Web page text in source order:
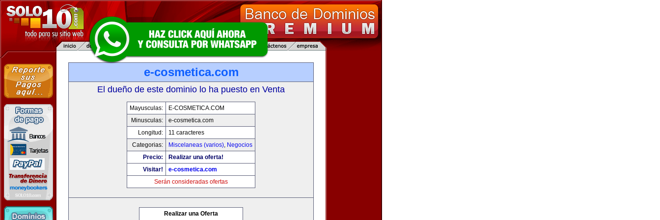
e-cosmetica.com
El dueño de este dominio lo ha puesto en Venta
Mayusculas:
E-COSMETICA.COM
Minusculas:
e-cosmetica.com
Longitud:
11 caracteres
Categorias:
Miscelaneas (varios), Negocios
Precio:
Realizar una oferta!
Visitar!
e-cosmetica.com
Serán consideradas ofertas
Realizar una Oferta